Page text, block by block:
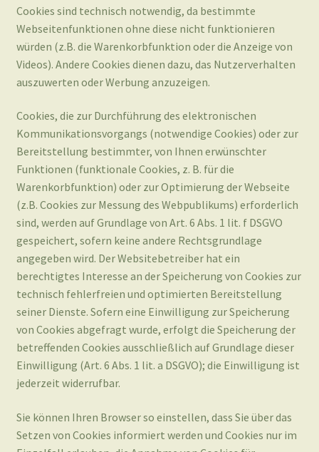
auszuwerten oder Werbung anzuzeigen.
Cookies, die zur Durchführung des elektronischen
Kommunikationsvorgangs (notwendige Cookies) oder zur
Bereitstellung bestimmter, von Ihnen erwünschter
Funktionen (funktionale Cookies, z. B. für die
Warenkorbfunktion) oder zur Optimierung der Webseite
(z.B. Cookies zur Messung des Webpublikums) erforderlich
sind, werden auf Grundlage von Art. 6 Abs. 1 lit. f DSGVO
gespeichert, sofern keine andere Rechtsgrundlage
angegeben wird. Der Websitebetreiber hat ein
berechtigtes Interesse an der Speicherung von Cookies zur
technisch fehlerfreien und optimierten Bereitstellung
seiner Dienste. Sofern eine Einwilligung zur Speicherung
von Cookies abgefragt wurde, erfolgt die Speicherung der
betreffenden Cookies ausschließlich auf Grundlage dieser
Einwilligung (Art. 6 Abs. 1 lit. a DSGVO); die Einwilligung ist
jederzeit widerrufbar.
Sie können Ihren Browser so einstellen, dass Sie über das
Setzen von Cookies informiert werden und Cookies nur im
Einzelfall erlauben, die Annahme von Cookies für
bestimmte Fälle oder generell ausschließen sowie das
automatische Löschen der Cookies beim Schließen des
Browsers aktivieren. Bei der Deaktivierung von Cookies
kann die Funktionalität dieser Website eingeschränkt sein.